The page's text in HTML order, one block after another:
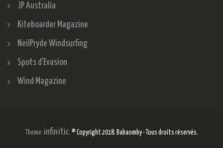
JP Australia
Kiteboarder Magazine
NeilPryde Windsurfing
Spots d'Evasion
Wind Magazine
Theme: infinitic. © Copyright 2018. Babaomby - Tous droits réservés.